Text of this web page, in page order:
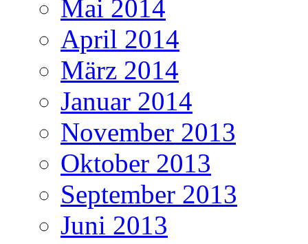
Mai 2014
April 2014
März 2014
Januar 2014
November 2013
Oktober 2013
September 2013
Juni 2013